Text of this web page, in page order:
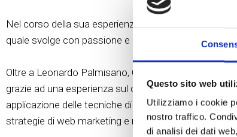
Questo sito web
Utilizziamo i cookie
nostro traffico.
di analisi dei dati
Nel corso della sua esperienza ha ricoperto ruoli di
quale svolge con passione e continuità attività di
Oltre a Leonardo Palmisano, Ceo della Dynamo
grazie ad una esperienza sul campo rafforzata
applicazione delle tecniche di revenue
strategie di web marketing e nell’implementazione